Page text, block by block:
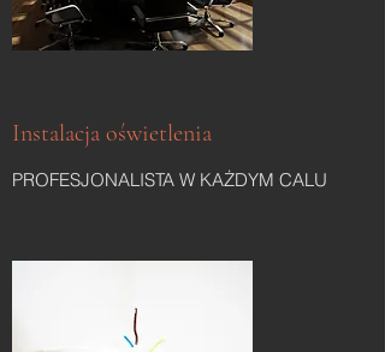
Instalacja oświetlenia
PROFESJONALISTA W KAŻDYM CALU